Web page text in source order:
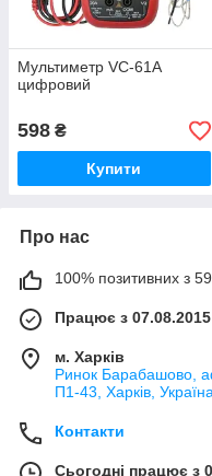
Мультиметр VC-61A
цифровий
598 ₴
Купити
Про нас
100% позитивних з 59
Працює з 07.08.2015
м. Харків
Ринок Барабашово,
П1-43, Харків,
Контакти
Сьогодні працює з